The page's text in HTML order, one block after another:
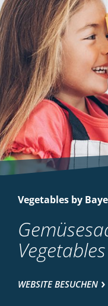
Vegetables by
WEBSITE BESUCHEN